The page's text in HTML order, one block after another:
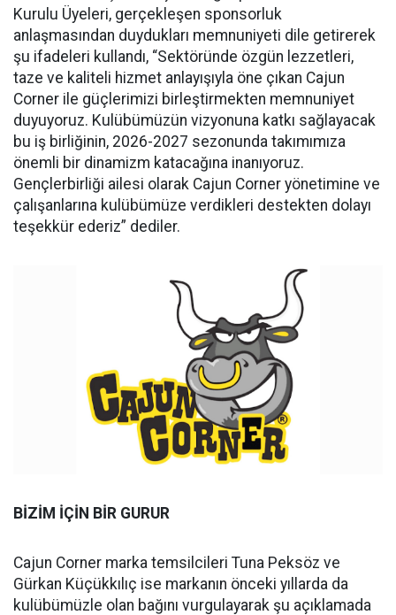
Kurulu Üyeleri, gerçekleşen sponsorluk
anlaşmasından duydukları memnuniyeti dile getirerek
şu ifadeleri kullandı, “Sektöründe özgün lezzetleri,
taze ve kaliteli hizmet anlayışıyla öne çıkan Cajun
Corner ile güçlerimizi birleştirmekten memnuniyet
duyuyoruz. Kulübümüzün vizyonuna katkı sağlayacak
bu iş birliğinin, 2026-2027 sezonunda takımımıza
önemli bir dinamizm katacağına inanıyoruz.
Gençlerbirliği ailesi olarak Cajun Corner yönetimine ve
çalışanlarına kulübümüze verdikleri destekten dolayı
teşekkür ederiz” dediler.
BİZİM İÇİN BİR GURUR
Cajun Corner marka temsilcileri Tuna Peksöz ve
Gürkan Küçükkılıç ise markanın önceki yıllarda da
kulübümüzle olan bağını vurgulayarak şu açıklamada